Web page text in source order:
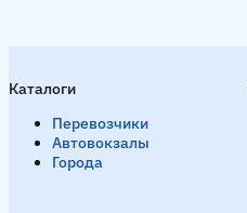
Каталоги
Перевозчики
Автовокзалы
Города